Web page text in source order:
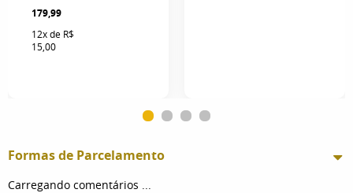
179,99
12xde R$
15,00
Formas de Parcelamento
Carregando comentários ...